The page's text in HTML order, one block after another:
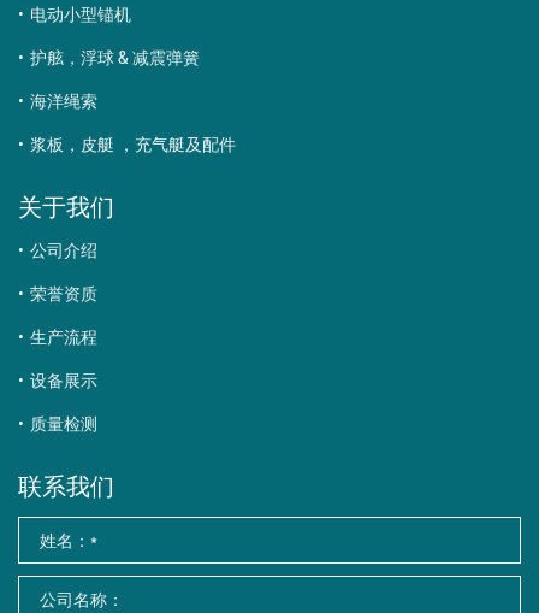
电动小型锚机
护舷，浮球 & 减震弹簧
海洋绳索
浆板，皮艇 ，充气艇及配件
关于我们
公司介绍
荣誉资质
生产流程
设备展示
质量检测
联系我们